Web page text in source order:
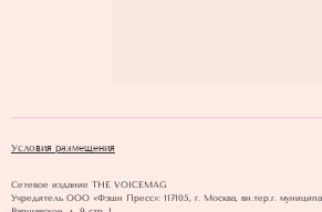
Условия размещения
Сетевое издание THE VOICEMAG
Учредитель ООО «Фэшн Пресс»: 117105, г. Москва, вн.тер.г.